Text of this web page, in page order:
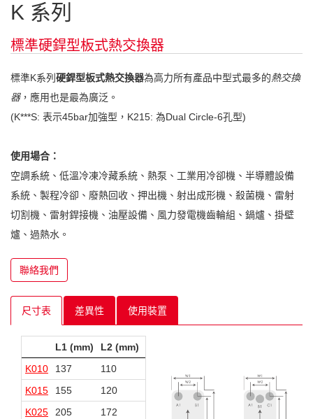
K 系列
標準硬銲型板式熱交換器
標準K系列 硬銲型板式熱交換器為高力所有產品中型式最多的熱交換
器，應用也是最為廣泛。
(K***S: 表示45bar加強型，K215: 為Dual Circle-6孔型)
使用場合：
空調系統、低溫冷凍冷藏系統、熱泵、工業用冷卻機、半導體設備
系統、製程冷卻、廢熱回收、押出機、射出成形機、殺菌機、雷射
切割機、雷射銲接機、油壓設備、風力發電機齒輪組、鍋爐、掛壁
爐、過熱水。
聯絡我們
尺寸表 差異性 使用裝置
L1 (mm) L2 (mm)
K010
137 110
K015
155 120
40
K025
205 172